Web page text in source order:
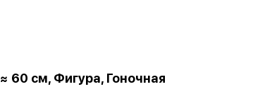
≈ 60 см, Фигура, Гоночная